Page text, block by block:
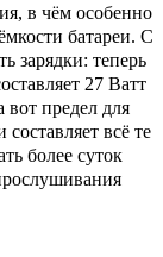
в чём особенно
батареи. С
зарядки: теперь
27 Ватт
вот предел для
всё те
более суток